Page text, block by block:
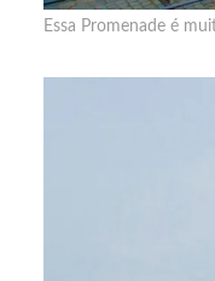
Essa Promenade é